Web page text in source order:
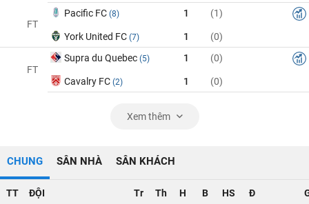
FT
Pacific FC (8) 1 (1)
York United FC (7) 1 (0)
FT
Supra du Quebec (5) 1 (0)
Cavalry FC (2) 1 (0)
Xem thêm
CHUNG SÂN NHÀ SÂN KHÁCH
TT ĐỘI Tr Th H B HS Đ